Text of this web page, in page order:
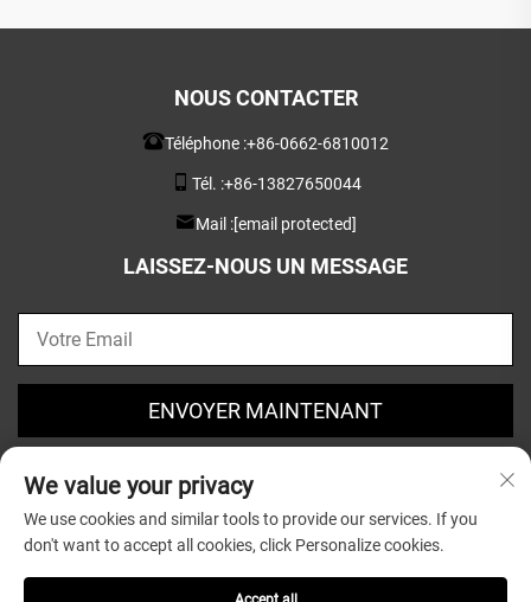
NOUS CONTACTER
Téléphone :+86-0662-6810012
Tél. :+86-13827650044
Mail :[email protected]
LAISSEZ-NOUS UN MESSAGE
ENVOYER MAINTENANT
Housewares Co.,Ltd. |
Politique de confidentialité
We value your privacy
We use cookies and similar tools to provide our services. If you
don't want to accept all cookies, click Personalize cookies.